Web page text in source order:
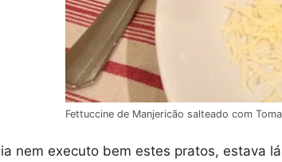
Fettuccine de Manjericão salteado com
nem executo bem estes pratos, estava